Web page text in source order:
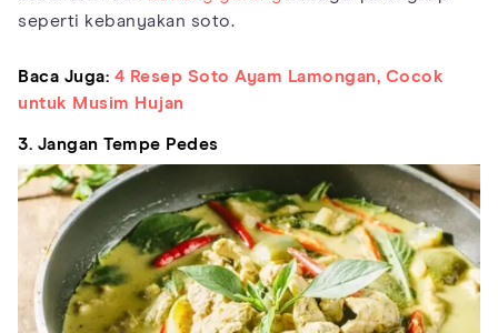
seperti kebanyakan soto.
Baca Juga: 4 Resep Soto Ayam Lamongan, Cocok
untuk Musim Hujan
3. Jangan Tempe Pedes